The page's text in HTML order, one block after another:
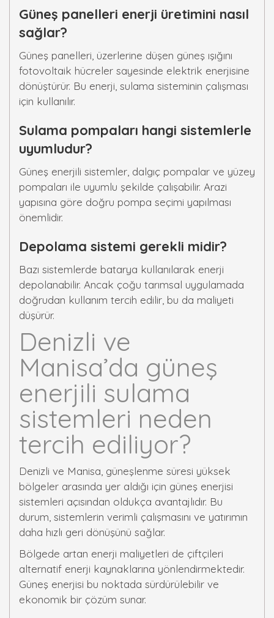
Güneş panelleri enerji üretimini nasıl
sağlar?
Güneş panelleri, üzerlerine düşen güneş ışığını
fotovoltaik hücreler sayesinde elektrik enerjisine
dönüştürür. Bu enerji, sulama sisteminin çalışması
için kullanılır.
Sulama pompaları hangi sistemlerle
uyumludur?
Güneş enerjili sistemler, dalgıç pompalar ve yüzey
pompaları ile uyumlu şekilde çalışabilir. Arazi
yapısına göre doğru pompa seçimi yapılması
önemlidir.
Depolama sistemi gerekli midir?
Bazı sistemlerde batarya kullanılarak enerji
depolanabilir. Ancak çoğu tarımsal uygulamada
doğrudan kullanım tercih edilir, bu da maliyeti
düşürür.
Denizli ve
Manisa’da güneş
enerjili sulama
sistemleri neden
tercih ediliyor?
Denizli ve Manisa, güneşlenme süresi yüksek
bölgeler arasında yer aldığı için güneş enerjisi
sistemleri açısından oldukça avantajlıdır. Bu
durum, sistemlerin verimli çalışmasını ve yatırımın
daha hızlı geri dönüşünü sağlar.
Bölgede artan enerji maliyetleri de çiftçileri
alternatif enerji kaynaklarına yönlendirmektedir.
Güneş enerjisi bu noktada sürdürülebilir ve
ekonomik bir çözüm sunar.